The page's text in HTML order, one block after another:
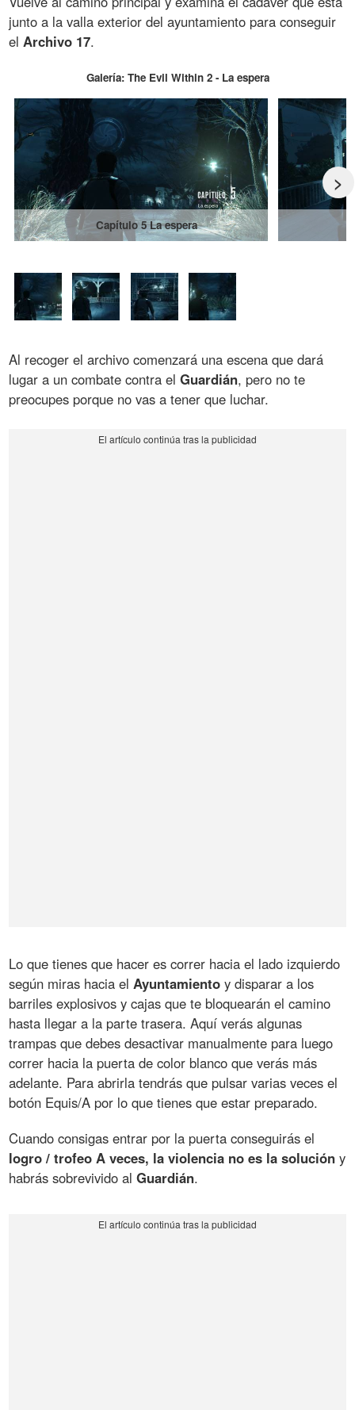
junto a la valla exterior del ayuntamiento para conseguir
elArchivo 17.
Galería: The Evil Within 2 - La espera
>
Capítulo 5 La espera
Al recoger el archivo comenzará una escena que dará
lugar a un combate contra elGuardián, pero no te
preocupes porque no vas a tener que luchar.
Lo que tienes que hacer es correr hacia el lado izquierdo
según miras hacia el Ayuntamiento y disparar a los
barriles explosivos y cajas que te bloquearán el camino
hasta llegar a la parte trasera. Aquí verás algunas
trampas que debes desactivar manualmente para luego
correr hacia la puerta de color blanco que verás más
adelante. Para abrirla tendrás que pulsar varias veces el
botón Equis/A por lo que tienes que estar preparado.
Cuando consigas entrar por la puerta conseguirás el
logro / trofeo A veces, la violencia no es la solución y
habrás sobrevivido alGuardián.